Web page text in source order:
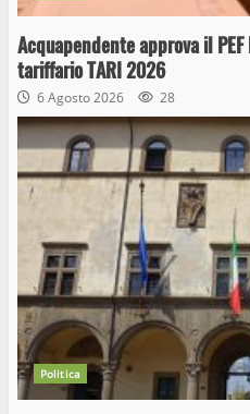
Acquapendente approva il
tariffario TARI 2026
6 Agosto 2026 28
Politica